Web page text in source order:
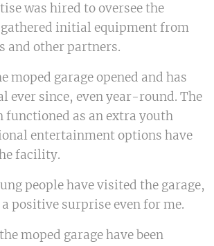
was hired to oversee the
gathered initial equipment from
and other partners.
moped garage opened and has
ever since, even year-round. The
functioned as an extra youth
entertainment options have
facility.
people have visited the garage,
positive surprise even for me.
moped garage have been